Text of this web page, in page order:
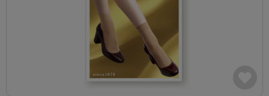
- 無地ストッキング
- 柄ストッキング
- ショート丈ストッキング
- ノンワイヤーブラ
- ワイヤーブラ
ライフスタイルウェア
ソックス・靴下
クルー・レギュラー丈ソックス
スニーカー丈・くるぶし丈ソックス
ハイソックス
ライフスタイルウェア
ソックス・靴下
クルー・レギュラー丈ソックス
スニーカー丈・くるぶし丈ソックス
ノンワイヤーブラ
ワイヤーブラ
ブランドから探す
アスティーグ
クリアビューティアクティブ
商品選びのお手伝い
お悩み別ガードル